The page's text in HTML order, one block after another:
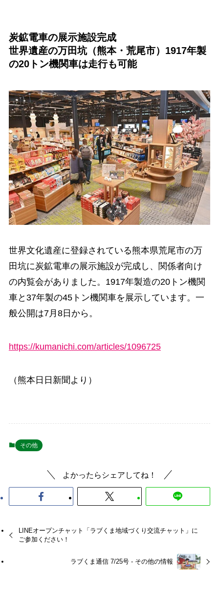
炭鉱電車の展示施設完成
世界遺産の万田坑（熊本・荒尾市）1917年製
の20トン機関車は走行も可能
世界文化遺産に登録されている熊本県荒尾市の万
田坑に炭鉱電車の展示施設が完成し、関係者向け
の内覧会がありました。1917年製造の20トン機関
車と37年製の45トン機関車を展示しています。一
般公開は7月8日から。
https://kumanichi.com/articles/1096725
（熊本日日新聞より）
その他
よかったらシェアしてね！
LINEオープンチャット「ラブくま地域づくり交流チャット」に
ご参加ください！
ラブくま通信 7/25号 - その他の情報